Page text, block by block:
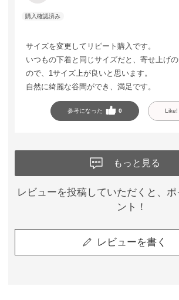
サイズを変更してリピート購入です。
いつもの下着と同じサイズだと、寄せ上げ
ので、1サイズ上が良いと思います。
自然に綺麗な谷間ができ、満足です。
参考になった 0 Like!
もっと見る
レビューを投稿していただくと、
ント！
レビューを書く